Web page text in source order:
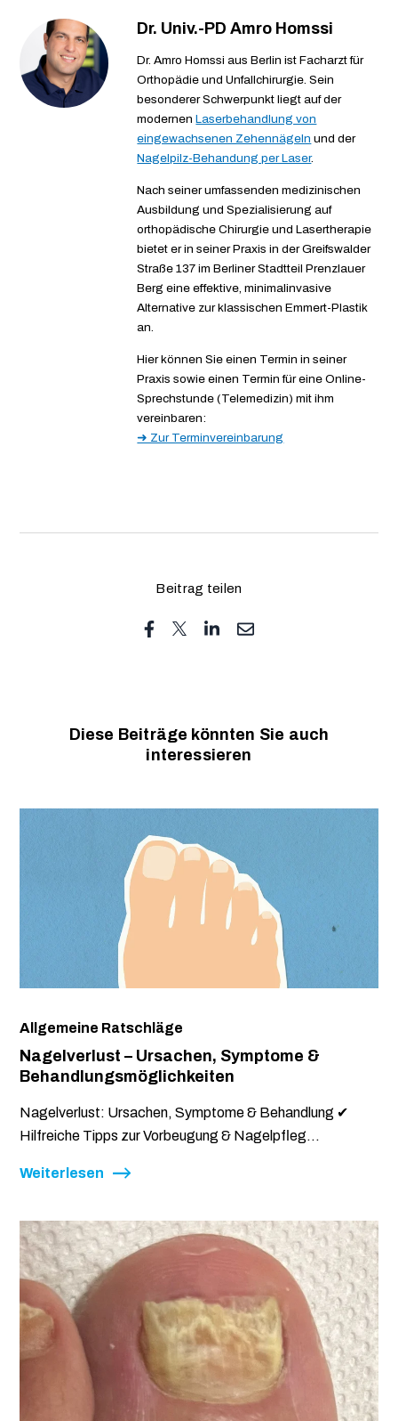
Dr. Univ.-PD Amro Homssi
Dr. Amro Homssi aus Berlin ist Facharzt für
Orthopädie und Unfallchirurgie. Sein
besonderer Schwerpunkt liegt auf der
modernenLaserbehandlung von
eingewachsenen Zehennägeln und der
Nagelpilz-Behandung per Laser.
Nach seiner umfassenden medizinischen
Ausbildung und Spezialisierung auf
orthopädische Chirurgie und Lasertherapie
bietet er in seiner Praxis in der Greifswalder
Straße 137 im Berliner Stadtteil Prenzlauer
Berg eine effektive, minimalinvasive
Alternative zur klassischen Emmert-Plastik
an.
Hier können Sie einen Termin in seiner
Praxis sowie einen Termin für eine Online-
Sprechstunde (Telemedizin) mit ihm
vereinbaren:
➜ Zur Terminvereinbarung
Beitrag teilen
Diese Beiträge könnten Sie auch
interessieren
Allgemeine Ratschläge
Nagelverlust – Ursachen, Symptome &
Behandlungsmöglichkeiten
Nagelverlust: Ursachen, Symptome & Behandlung ✔
Hilfreiche Tipps zur Vorbeugung & Nagelpfleg...
Weiterlesen